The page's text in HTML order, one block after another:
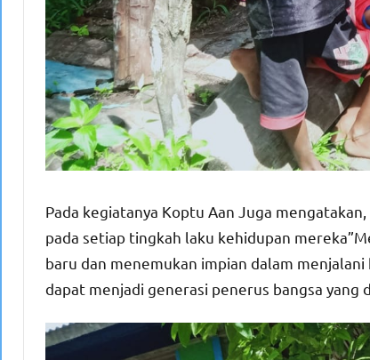
Pada kegiatanya Koptu Aan Juga
pada setiap tingkah laku kehidupan
baru dan menemukan impian dalam
dapat menjadi generasi penerus bangsa yang